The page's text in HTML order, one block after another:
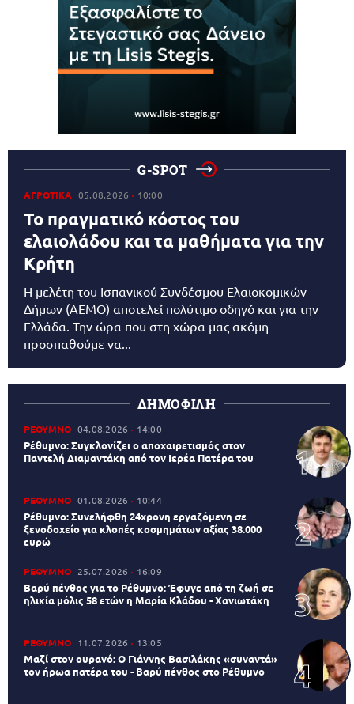
G-SPOT
ΑΓΡΟΤΙΚΑ 05.08.2026 10:00
Το πραγματικό κόστος του
ελαιολάδου και τα μαθήματα για την
Κρήτη
Η μελέτη του Ισπανικού Συνδέσμου Ελαιοκομικών
Δήμων (AEMO) αποτελεί πολύτιμο οδηγό και για την
Ελλάδα. Την ώρα που στη χώρα μας ακόμη
προσπαθούμε να...
ΔΗΜΟΦΙΛΗ
ΡΕΘΥΜΝΟ 04.08.2026 14:00
Ρέθυμνο: Συγκλονίζει ο αποχαιρετισμός στον
Παντελή Διαμαντάκη από τον Ιερέα Πατέρα του
ΡΕΘΥΜΝΟ 01.08.2026 10:44
Ρέθυμνο: Συνελήφθη 24χρονη εργαζόμενη σε
ξενοδοχείο για κλοπές κοσμημάτων αξίας 38.000
ευρώ
ΡΕΘΥΜΝΟ 25.07.2026 16:09
Βαρύ πένθος για το Ρέθυμνο: Έφυγε από τη ζωή σε
ηλικία μόλις 58 ετών η Μαρία Κλάδου - Χανιωτάκη
ΡΕΘΥΜΝΟ 11.07.2026 13:05
Μαζί στον ουρανό: Ο Γιάννης Βασιλάκης «συναντά»
τον ήρωα πατέρα του - Βαρύ πένθος στο Ρέθυμνο